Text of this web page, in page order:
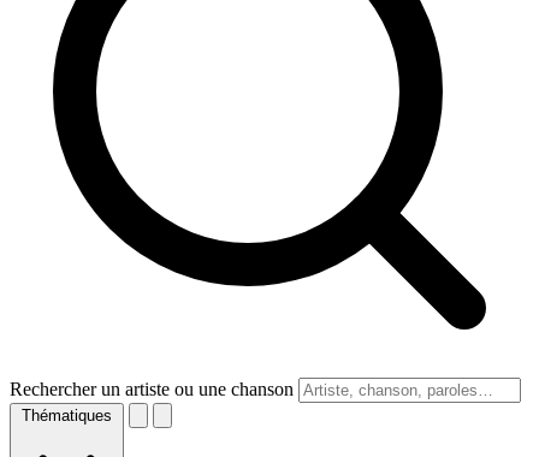
Rechercher un artiste ou une chanson
Thématiques